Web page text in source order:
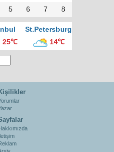
5 6 7 8
St.Petersburg
25℃ 14℃